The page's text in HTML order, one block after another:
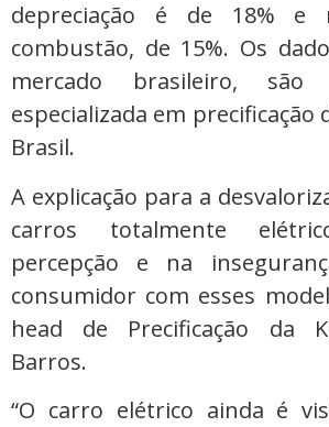
depreciação é de 18% e
combustão, de 15%. Os
mercado brasileiro, são
especializada em precificação
Brasil.
A explicação para a
carros totalmente
percepção e na
consumidor com esses
head de Precificação da
Barros.
“O carro elétrico ainda é